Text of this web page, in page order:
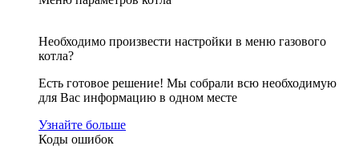
Необходимо произвести настройки в меню газового
котла?
Есть готовое решение! Мы собрали всю необходимую
для Вас информацию в одном месте
Узнайте больше
Коды ошибок